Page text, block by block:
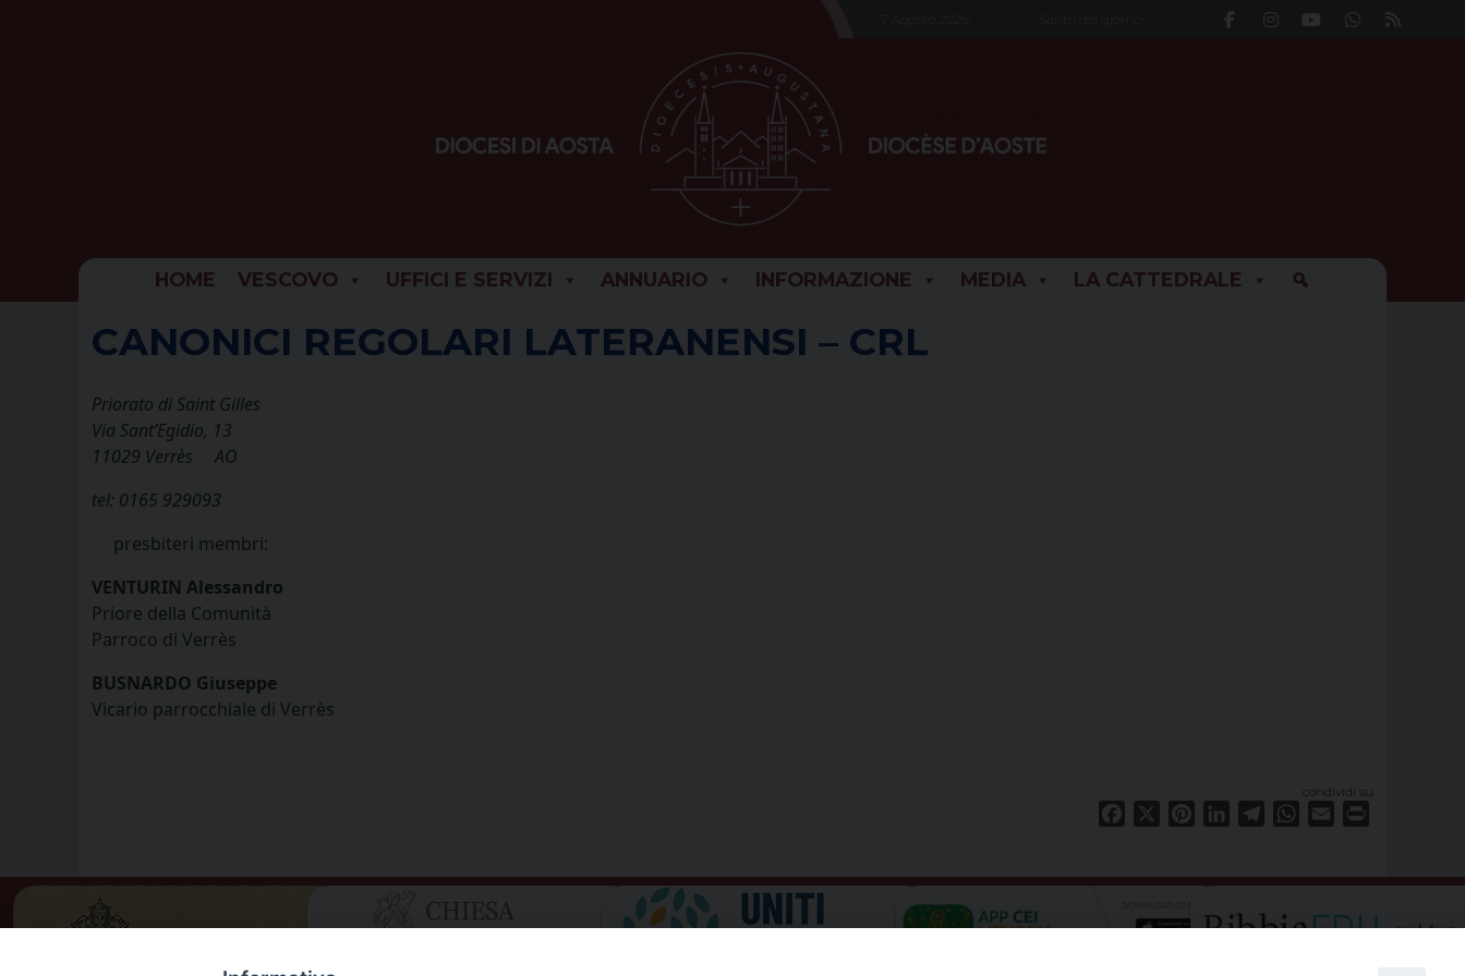
HOME VESCOVO UFFICI E SERVIZI ANNUARIO INFORMAZIONE MEDIA LA CATTEDRALE
CANONICI REGOLARI LATERANENSI – CRL
Priorato di Saint Gilles
Via Sant’Egidio, 13
11029 Verrès AO
tel: 0165 929093
presbiteri membri:
VENTURIN Alessandro
Priore della Comunità
Parroco di Verrès
BUSNARDO Giuseppe
Vicario parrocchiale di Verrès
condividi su
Facebook PinterestLinkedInTelegramWhatsApp
Email